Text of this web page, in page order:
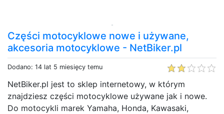
Części motocyklowe nowe i używane,
akcesoria motocyklowe - NetBiker.pl
Dodano: 14 lat 5 miesięcy temu
NetBiker.pl jest to sklep internetowy, w którym
znajdziesz części motocyklowe używane jak i nowe.
Do motocykli marek Yamaha, Honda, Kawasaki,